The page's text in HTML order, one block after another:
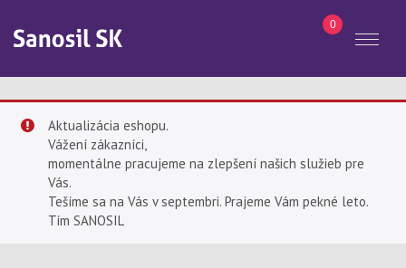
Toggle
0
Aktualizácia eshopu.
Vážení zákazníci,
momentálne pracujeme na zlepšení našich služieb pre
Vás.
Tešíme sa na Vás v septembri. Prajeme Vám pekné leto.
Tím SANOSIL